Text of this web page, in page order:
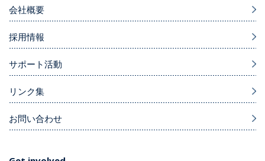
会社概要
採用情報
サポート活動
リンク集
お問い合わせ